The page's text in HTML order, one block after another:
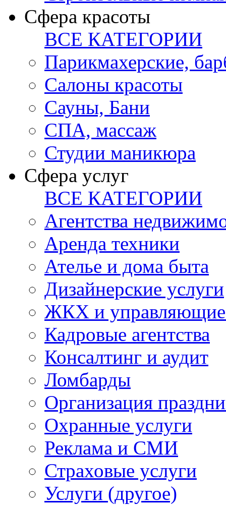
Сфера красоты
ВСЕ КАТЕГОРИИ
Парикмахерские,
Салоны красоты
Сауны, Бани
СПА, массаж
Студии маникюра
Сфера услуг
ВСЕ КАТЕГОРИИ
Агентства
Аренда техники
Ателье и дома быта
Дизайнерские услуги
ЖКХ и управляющие
Кадровые агентства
Консалтинг и аудит
Ломбарды
Организация
Охранные услуги
Реклама и СМИ
Страховые услуги
Услуги (другое)